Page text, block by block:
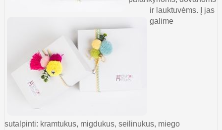
ir lauktuvėms. Į jas
galime
sutalpinti: kramtukus, migdukus, seilinukus, miego